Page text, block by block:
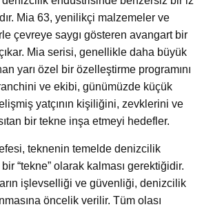
Mia 63, yenilikçi malzemeler ve
çevreye saygı gösteren avangart bir
Mia serisi, genellikle daha büyük
yarı özel bir özelleştirme programını
ve ekibi, günümüzde küçük
yatçının kişiliğini, zevklerini ve
bir tekne inşa etmeyi hedefler.
teknenin temelde denizcilik
“tekne” olarak kalması gerektiğidir.
işlevselliği ve güvenliği, denizcilik
öncelik verilir. Tüm olası